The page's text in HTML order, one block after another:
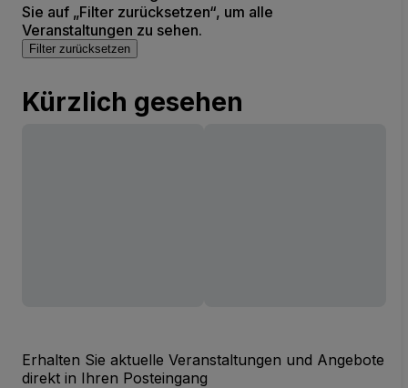
Sie auf „Filter zurücksetzen“, um alle
Veranstaltungen zu sehen.
Filter zurücksetzen
Kürzlich gesehen
Erhalten Sie aktuelle Veranstaltungen und Angebote
direkt in Ihren Posteingang